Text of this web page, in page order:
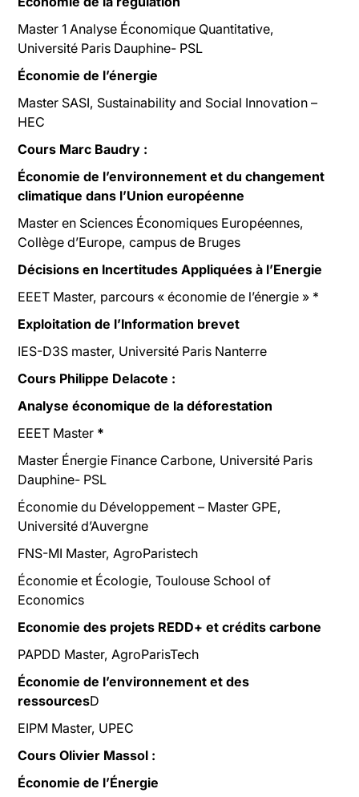
Master 1 Analyse Économique Quantitative,
Université Paris Dauphine- PSL
Économie de l’énergie
Master SASI, Sustainability and Social Innovation –
HEC
Cours Marc Baudry :
Économie de l’environnement et du changement
climatique dans l’Union européenne
Master en Sciences Économiques Européennes,
Collège d’Europe, campus de Bruges
Décisions en Incertitudes Appliquées à l’Energie
EEET Master, parcours « économie de l’énergie » *
Exploitation de l’Information brevet
IES-D3S master, Université Paris Nanterre
Cours Philippe Delacote :
Analyse économique de la déforestation
EEET Master *
Master Énergie Finance Carbone, Université Paris
Dauphine- PSL
Économie du Développement – Master GPE,
Université d’Auvergne
FNS-MI Master, AgroParistech
Économie et Écologie, Toulouse School of
Economics
Economie des projets REDD+ et crédits carbone
PAPDD Master, AgroParisTech
Économie de l’environnement et des
ressourcesD
EIPM Master, UPEC
Cours Olivier Massol :
Économie de l’Énergie